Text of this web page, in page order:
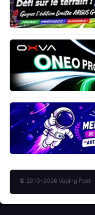
© 2010-2026 Vaping Post -